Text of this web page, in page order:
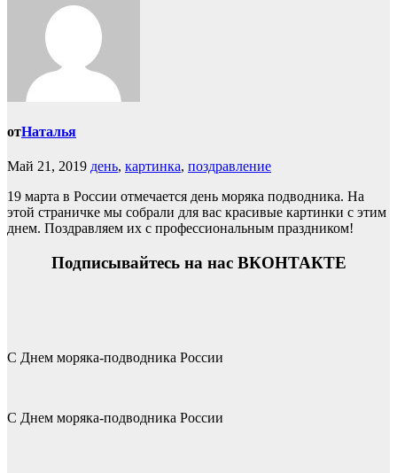
отНаталья
Май 21, 2019 день, картинка, поздравление
19 марта в России отмечается день моряка подводника. На
этой страничке мы собрали для вас красивые картинки с этим
днем. Поздравляем их с профессиональным праздником!
Подписывайтесь на нас ВКОНТАКТЕ
С Днем моряка-подводника России
С Днем моряка-подводника России